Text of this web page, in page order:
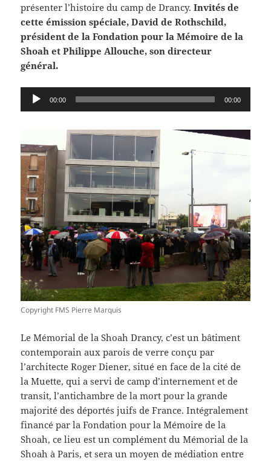
présenter l’histoire du camp de Drancy.Invités de
cette émission spéciale, David de Rothschild,
président de la Fondation pour la Mémoire de la
Shoah et Philippe Allouche, son directeur
général.
Lecteur 00:00 00:00
Copyright FMS Pierre Marquis
Le Mémorial de la Shoah Drancy, c’est un bâtiment
contemporain aux parois de verre conçu par
l’architecte Roger Diener, situé en face de la cité de
la Muette, qui a servi de camp d’internement et de
transit, l’antichambre de la mort pour la grande
majorité des déportés juifs de France. Intégralement
financé par la Fondation pour la Mémoire de la
Shoah, ce lieu est un complément du Mémorial de la
Shoah à Paris, et sera un moyen de médiation entre